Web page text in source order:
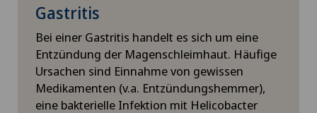
Gastritis
Bei einer Gastritis handelt es sich um eine
Entzündung der Magenschleimhaut. Häufige
Ursachen sind Einnahme von gewissen
Medikamenten (v.a. Entzündungshemmer),
eine bakterielle Infektion mit Helicobacter